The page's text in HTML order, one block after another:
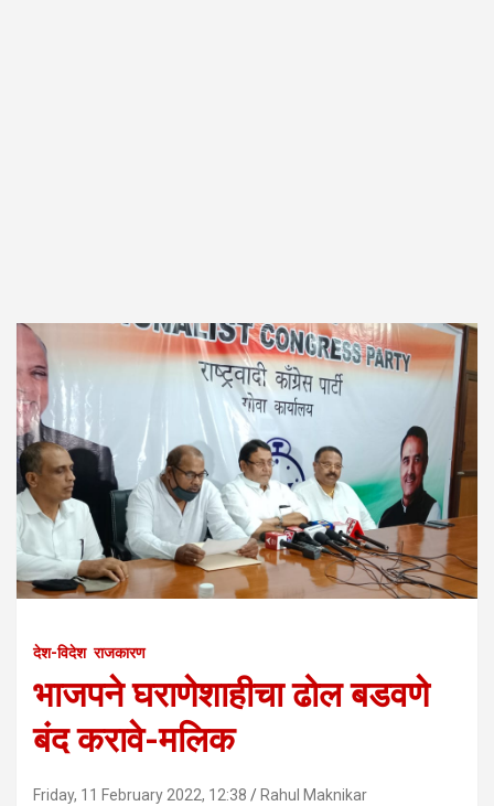
देश-विदेश राजकारण
भाजपने घराणेशाहीचा ढोल बडवणे
बंद करावे-मलिक
Friday, 11 February 2022, 12:38 Rahul Maknikar